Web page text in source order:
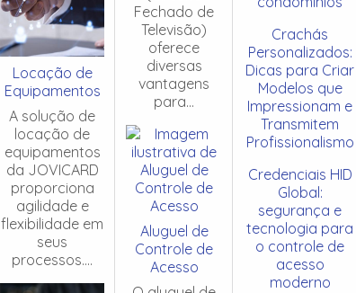
Locação de
Equipamentos
A solução de
locação de
equipamentos
da JOVICARD
proporciona
agilidade e
flexibilidade em
seus
processos....
Fechado de
Televisão)
oferece
diversas
vantagens
para...
Aluguel de
Controle de
Acesso
Crachás
Personalizados:
Dicas para Criar
Modelos que
Impressionam e
Transmitem
Profissionalismo
Credenciais HID
Global:
segurança e
tecnologia para
o controle de
acesso
moderno